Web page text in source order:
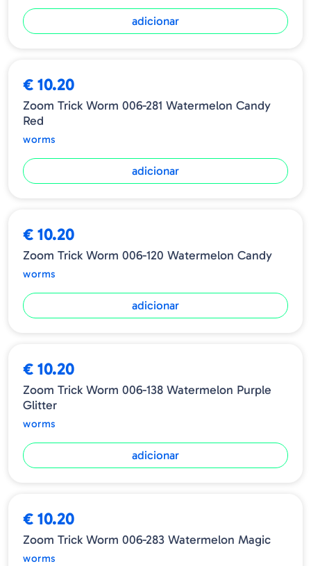
adicionar
€ 10.20
Zoom Trick Worm 006-281 Watermelon Candy
Red
worms
adicionar
€ 10.20
Zoom Trick Worm 006-120 Watermelon Candy
worms
adicionar
€ 10.20
Zoom Trick Worm 006-138 Watermelon Purple
Glitter
worms
adicionar
€ 10.20
Zoom Trick Worm 006-283 Watermelon Magic
worms